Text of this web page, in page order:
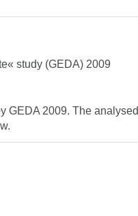
study (GEDA) 2009
GEDA 2009. The analysed